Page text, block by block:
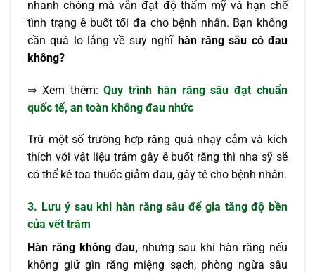
nhanh chóng mà vẫn đạt độ thẩm mỹ và hạn chế
tình trạng ê buốt tối đa cho bệnh nhân. Bạn không
cần quá lo lắng về suy nghĩ hàn răng sâu có đau
không?
⇒ Xem thêm: Quy trình hàn răng sâu đạt chuẩn
quốc tế, an toàn không đau nhức
Trừ một số trường hợp răng quá nhạy cảm và kích
thích với vật liệu trám gây ê buốt răng thì nha sỹ sẽ
có thể kê toa thuốc giảm đau, gây tê cho bệnh nhân.
3. Lưu ý sau khi hàn răng sâu để gia tăng độ bền
của vết trám
Hàn răng không đau, nhưng sau khi hàn răng nếu
không giữ gìn răng miệng sạch, phòng ngừa sâu